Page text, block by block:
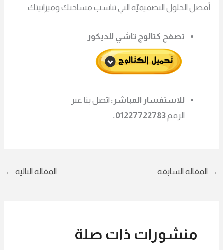
أفضل الحلول التصميميّة التي تناسب مساحتك وميزانيتك.
تصفح كتالوج تاشي للديكور
للاستفسار المباشر: اتصل بنا عبر
الرقم01227722783.
→ المقالة السابقة المقالة التالية ←
منشورات ذات صلة